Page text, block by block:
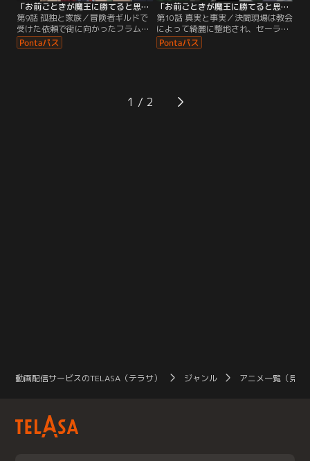
「お前ごときが魔王に勝てると思うな」と勇者パーティを追放されたので、王都で気ままに暮らしたい 第09話
第9話 孤独と家族／冒険者ギルドで
受けた依頼で街に向かったフラム
は、道に散乱する異形の肉塊を発見
する。現場にいた教会騎士のエドた
過去に遭遇したキマイラやオーガと
の類似性に気づく。その頃、橋の下
「お前ごときが魔王に勝てると思うな」と勇者パーティを追放されたので、王都で気ままに暮らしたい 第10話
第10話 真実と事実／決闘現場は教会
によって綺麗に整地され、セーラの
行方は依然分からない。中央区の教
会でエルンからセーラは魔族崇拝の
ていたオティーリエさえも所在がわ
からない。フラムは意を決し、イン
1
動画配信サービスのTELASA（テラサ） ジャンル アニメ一覧（見放